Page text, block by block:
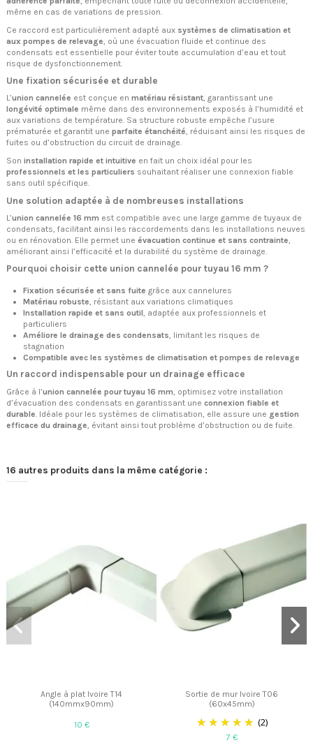
même en cas de variations de pression.
Ce raccord est particulièrement adapté aux systèmes de climatisation et
aux pompes de relevage, où une évacuation fluide et continue des
condensats est essentielle pour éviter toute accumulation d’eau et tout
risque de dysfonctionnement.
Une fixation sécurisée et durable
L’union cannelée est conçue en matériau résistant, garantissant une
longévité optimale même dans des environnements exposés à l’humidité et
aux variations de température. Sa structure robuste empêche l’usure
prématurée et garantit une parfaite étanchéité, réduisant ainsi les risques de
fuites ou d’obstruction du circuit de drainage.
Son installation rapide et intuitive en fait un choix idéal pour les
professionnels et les particuliers souhaitant réaliser une connexion fiable
sans outil spécifique.
Une solution adaptée à de nombreuses installations
L’union cannelée 16 mm est compatible avec une large gamme de tuyaux de
condensats, facilitant ainsi les raccordements dans les installations neuves
ou en rénovation. Elle permet une évacuation continue et sans contrainte
améliorant ainsi l’efficacité et la durabilité du système de drainage.
Pourquoi choisir cette union cannelée pour tuyau 16 mm ?
Fixation sécurisée et sans fuite grâce aux cannelures
Matériau robuste, résistant aux variations climatiques
Installation rapide et sans outil, adaptée aux professionnels et
particuliers
Améliore le drainage des condensats, limitant les risques de
stagnation
Compatible avec les systèmes de climatisation et pompes de relevage
Un raccord indispensable pour un drainage efficace
Grâce à l’union cannelée pour tuyau 16 mm, optimisez votre installation
d’évacuation des condensats en garantissant une connexion fiable et
durable. Idéale pour les systèmes de climatisation, elle assure une gestion
efficace du drainage, évitant ainsi tout problème d’obstruction ou de fuite.
16 autres produits dans la même catégorie :
Angle à plat Ivoire T14
(140mmx90mm)
10 €
Sortie de mur Ivoire T06
(60x45mm)
(2)
7 €